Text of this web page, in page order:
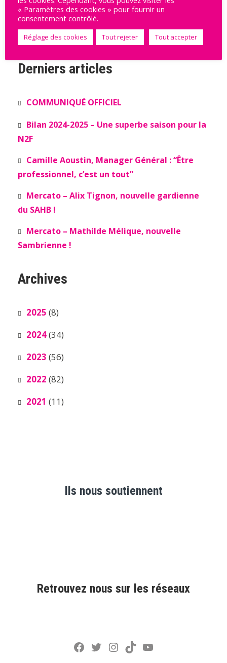
14
TRUCHTERSHEIM
43
Voir le tableau complet
Derniers articles
COMMUNIQUÉ OFFICIEL
Bilan 2024-2025 – Une superbe saison pour la
N2F
Camille Aoustin, Manager Général : “Être
professionnel, c’est un tout”
Mercato – Alix Tignon, nouvelle gardienne
du SAHB !
Mercato – Mathilde Mélique, nouvelle
Sambrienne !
Archives
2025 (8)
2024(34)
2023 (56)
2022 (82)
2021 (11)
Ils nous soutiennent
Retrouvez nous sur les réseaux
Facebook
Twitter
Instagram
TikTokYouTube
« Paramètres des cookies » pour fournir un
consentement contrôlé.
Réglage des cookies Tout rejeter Tout accepter